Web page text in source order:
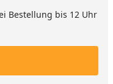
Bestellung bis 12 Uhr
legen